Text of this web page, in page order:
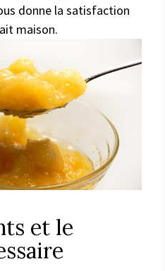
donne la satisfaction
maison.
et le